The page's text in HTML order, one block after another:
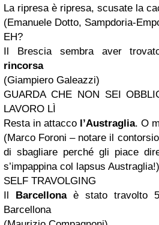
La ripresa è ripresa, scusate la
(Emanuele Dotto, Sampdoria-
EH?
Il Brescia sembra aver
rincorsa
(Giampiero Galeazzi)
GUARDA CHE NON SEI
LAVORO LÌ
Resta in attacco l’Austraglia. O
(Marco Foroni – notare il
di sbagliare perché gli piace
s’impappina col lapsus Austraglia!)
SELF TRAVOLGING
Il Barcellonaè stato travolto
Barcellona